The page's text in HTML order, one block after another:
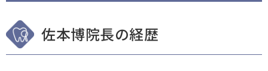
佐本博院長の経歴